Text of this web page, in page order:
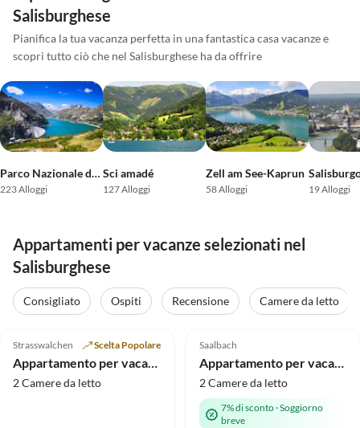
Salisburghese
Pianifica la tua vacanza perfetta in una fantastica casa vacanze e
scopri tutto ciò che nel Salisburghese ha da offrire
Parco Nazionale degli Alti Tauri
223 Alloggi
Sci amadé
127 Alloggi
Zell am See-Kaprun
58 Alloggi 19 Alloggi
Appartamenti per vacanze selezionati nel
Salisburghese
Consigliato Ospiti Recensione Camere da letto
Annuncio in
Alto
Strasswalchen Scelta Popolare
Appartamento per vacanze Wirglauer
2 Camere da letto
Annuncio in
Alto
Saalbach
Appartamento per vacanze Sunnseit
2 Camere da letto
7% di sconto·Soggiorno
breve